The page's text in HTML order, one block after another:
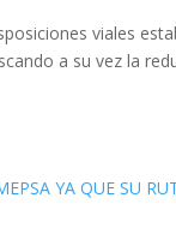
viales
a su vez la